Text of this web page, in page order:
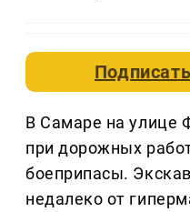
В Самаре на улице
при дорожных
боеприпасы.
недалеко от